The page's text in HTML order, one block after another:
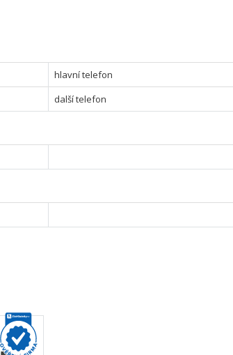
hlavní telefon
další telefon